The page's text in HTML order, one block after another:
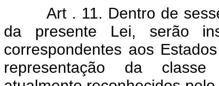
Art . 11. Dentro de
da presente Lei, serão
correspondentes aos
representação da classe